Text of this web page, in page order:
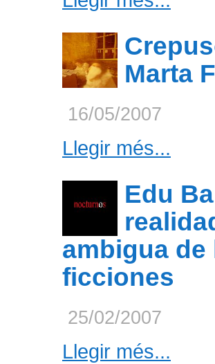
Marta
16/05/2007
Llegir més...
Edu
ambigua de
ficciones
25/02/2007
Llegir més...